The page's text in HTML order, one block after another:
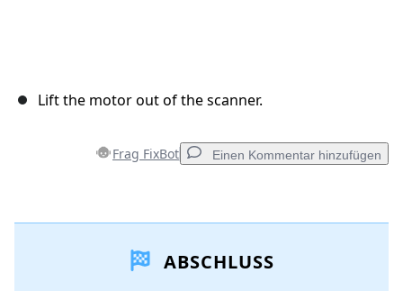
Lift the motor out of the scanner.
Frag FixBot Einen Kommentar hinzufügen
Kommentar hinzufügenABSCHLUSS